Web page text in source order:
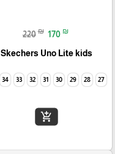
220 ₪ 170 ₪
Skechers Uno Lite kids
27
28
29
30
31
32
33
34
add_shopping_cart